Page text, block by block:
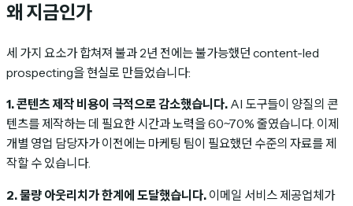
왜 지금인가
세 가지 요소가 합쳐져 불과 2년 전에는 불가능했던 content-led
prospecting을 현실로 만들었습니다:
1. 콘텐츠 제작 비용이 극적으로 감소했습니다. AI 도구들이 양질의 콘
텐츠를 제작하는 데 필요한 시간과 노력을 60~70% 줄였습니다. 이제
개별 영업 담당자가 이전에는 마케팅 팀이 필요했던 수준의 자료를 제
작할 수 있습니다.
2. 물량 아웃리치가 한계에 도달했습니다. 이메일 서비스 제공업체가